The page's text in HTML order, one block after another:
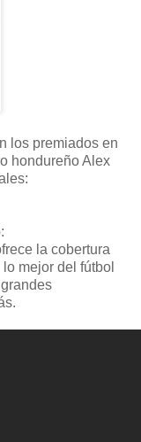
los premiados en
hondureño Alex
la cobertura
mejor del fútbol